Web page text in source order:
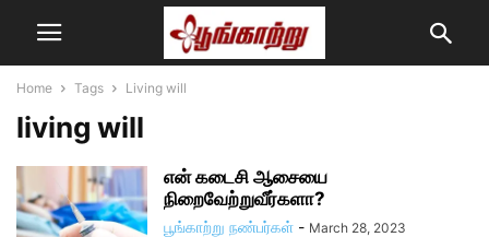
Home Tags Living will
living will
என் கடைசி ஆசையை
நிறைவேற்றுவீர்களா?
பூங்காற்று நண்பர்கள் - March 28, 2023